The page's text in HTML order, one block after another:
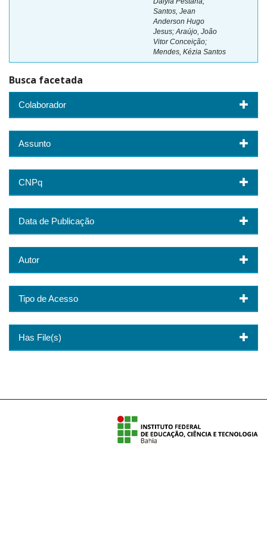
Santos, Jean
Anderson Hugo
Jesus; Araújo, João
Vitor Conceição;
Mendes, Kézia Santos
Busca facetada
Colaborador
Assunto
CNPq
Data de Publicação
Autor
Tipo de Acesso
Has File(s)